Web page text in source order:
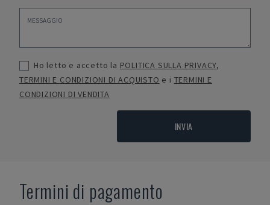
Ho letto e accetto la POLITICA SULLA PRIVACY,
TERMINI E CONDIZIONI DI ACQUISTO e i TERMINI E
CONDIZIONI DI VENDITA
INVIA
Termini di pagamento